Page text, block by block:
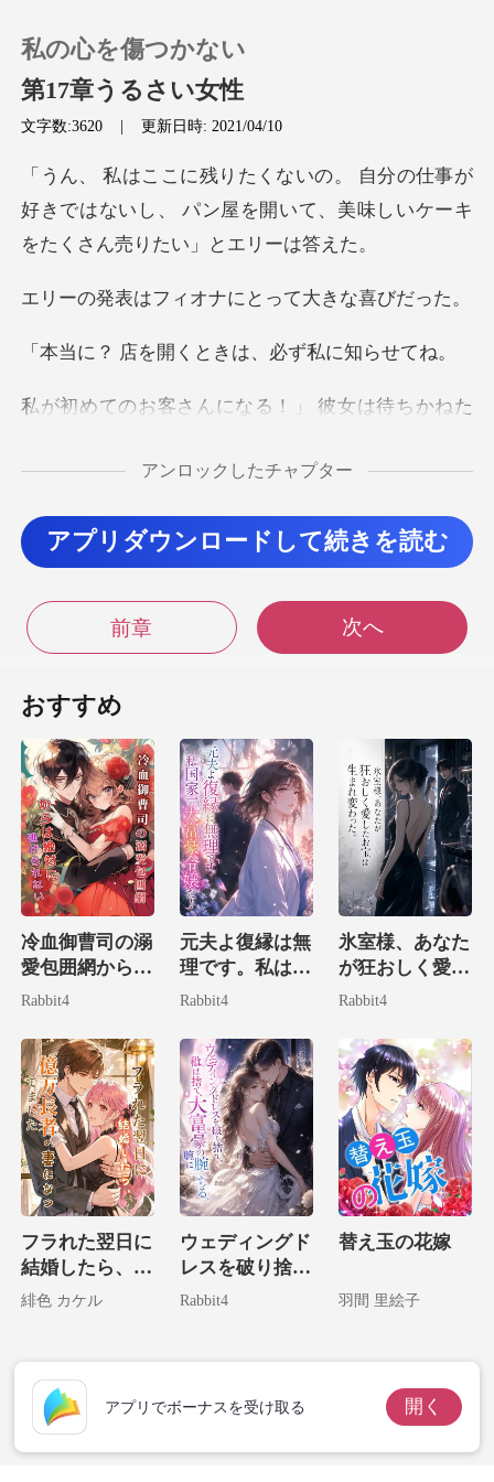
0
チャージ
閲覧履歴
ログアウトします
検索
私の心を傷つかない
第17章うるさい女性
文字数:3620 |更新日時: 2021/04/10
仕事が
好きではないし、 パン屋を開いて、美味
ィオナにとって大
を開くときは、必
る！」 彼女は待ちかねた
エリーはフィオナのぽっ
つも彼女の顔を
つまんでいるのか、や
？」 フィ
オナはそれがエリーの意図だっ
の笑
アンロックしたチャプター
アプリダウンロードして続きを読む
前章 次へ
おすすめ
冷血御曹司の溺
愛包囲網からは
絶対に逃げられ
Rabbit4
元夫よ復縁は無
理です。私は国
家一の大富豪令
Rabbit4
氷室様、あなた
が狂おしく愛し
たお宝は生まれ
Rabbit4
フラれた翌日に
結婚したら、億
万長者の妻にな
緋色 カケル
ウェディングド
レスを破り捨
て、私は大富豪
Rabbit4
替え玉の花嫁
羽間 里絵子
アプリでボーナスを受け取る 開く